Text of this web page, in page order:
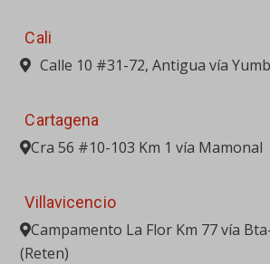
Cali
Calle 10 #31-72, Antigua vía
Cartagena
Cra 56 #10-103 Km 1 vía Mamonal
Villavicencio
Campamento La Flor Km 77 vía
(Reten)